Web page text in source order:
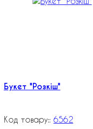
Букет "Розкіш"
6562